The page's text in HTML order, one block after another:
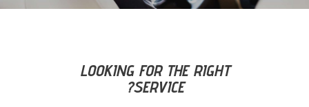
LOOKING FOR THE RIGHT
SERVICE?